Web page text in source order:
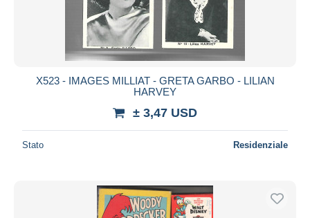
X523 - IMAGES MILLIAT - GRETA GARBO - LILIAN
HARVEY
± 3,47 USD
Stato Residenziale